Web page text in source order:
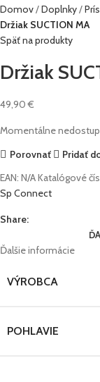
Domov Doplnky
Držiak SUCTION MA
Späť na produkty
Držiak
49,90€
Momentálne
Porovnať
Pridať
EAN: N/AKatalógové
Sp Connect
Share:
Ďalšie informácie
VÝROBCA
POHLAVIE